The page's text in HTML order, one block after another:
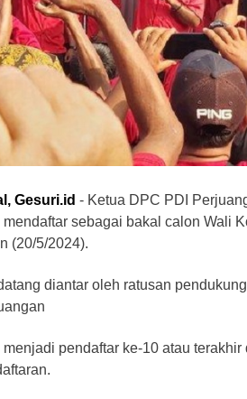
Gesuri.id - Ketua DPC PDI
mendaftar sebagai bakal calon Wali
(20/5/2024).
diantar oleh ratusan
menjadi pendaftar ke-10 atau